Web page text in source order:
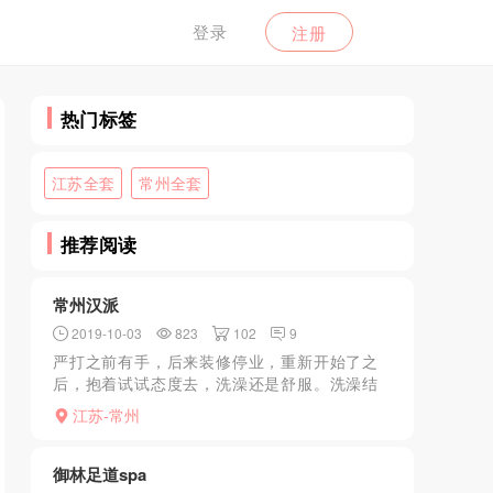
登录 注册
热门标签
江苏全套 常州全套
推荐阅读
常州汉派
2019-10-03 823 102 9
严打之前有手，后来装修停业，重新开始了之
后，抱着试试态度去，洗澡还是舒服。洗澡结
束一问，算全没了，各位别去了
江苏-常州
御林足道spa